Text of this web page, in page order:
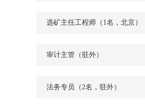
选矿主任工程师（1名，北京）
审计主管（驻外）
法务专员（2名，驻外）